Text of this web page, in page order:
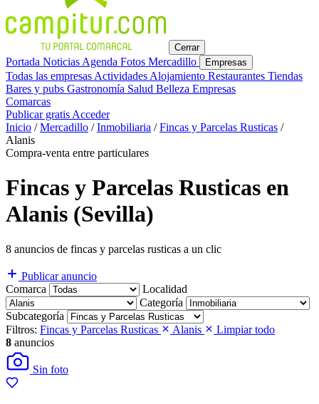
Cerrar
Portada Noticias Agenda Fotos Mercadillo Empresas
Todas las empresas Actividades Alojamiento Restaurantes Tiendas
Bares y pubs Gastronomía Salud Belleza Empresas
Comarcas
Publicar gratis Acceder
Inicio / Mercadillo / Inmobiliaria / Fincas y Parcelas Rusticas /
Alanis
Compra-venta entre particulares
Fincas y Parcelas Rusticas en
Alanis (Sevilla)
8 anuncios de fincas y parcelas rusticas a un clic
Publicar anuncio
Comarca
Localidad
Categoría
Subcategoría
Filtros: Fincas y Parcelas Rusticas Alanis
Limpiar todo
8 anuncios
Sin foto